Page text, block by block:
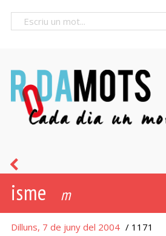
isme m
Dilluns, 7 de juny del 2004 / 1171
conxorxar-
se